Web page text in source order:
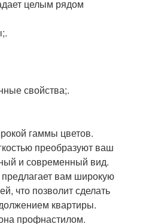
целым рядом
свойства;.
гаммы цветов.
преобразуют ваш
и современный вид.
вам широкую
что позволит сделать
квартиры.
профнастилом.